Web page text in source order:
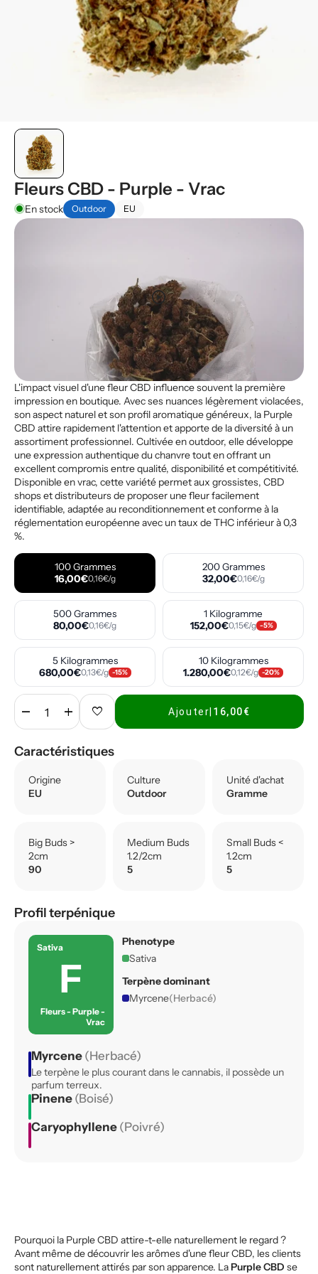
Fleurs CBD - Purple - Vrac
En stock Outdoor EU
play_circle
L'impact visuel d'une fleur CBD influence souvent la première
impression en boutique. Avec ses nuances légèrement violacées,
son aspect naturel et son profil aromatique généreux, la Purple
CBD attire rapidement l'attention et apporte de la diversité à un
assortiment professionnel. Cultivée en outdoor, elle développe
une expression authentique du chanvre tout en offrant un
excellent compromis entre qualité, disponibilité et compétitivité.
Disponible en vrac, cette variété permet aux grossistes, CBD
shops et distributeurs de proposer une fleur facilement
identifiable, adaptée au reconditionnement et conforme à la
réglementation européenne avec un taux de THC inférieur à 0,3
%.
100 Grammes
16,00€0,16€/g
200 Grammes
32,00€0,16€/g
500 Grammes
80,00€0,16€/g
1 Kilogramme
152,00€0,15€/g -5%
5 Kilogrammes
680,00€0,13€/g -15%
10 Kilogrammes
1.280,00€0,12€/g -20%
remove add favorite Ajouter 16,00€
Caractéristiques
Origine
EU
Culture
Outdoor
Unité d'achat
Gramme
Big Buds >
2cm
90
Medium Buds
1.2/2cm
5
Small Buds <
1.2cm
5
Profil terpénique
Sativa
F
Fleurs - Purple -
Vrac
Phenotype
Sativa
Terpène dominant
Myrcene(Herbacé)
Myrcene (Herbacé)
Le terpène le plus courant dans le cannabis, il possède un
parfum terreux.
Pinene (Boisé)
Caryophyllene (Poivré)
Pourquoi la Purple CBD attire-t-elle naturellement le regard ?
Avant même de découvrir les arômes d'une fleur CBD, les clients
sont naturellement attirés par son apparence. LaPurple CBD se